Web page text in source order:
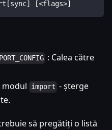
[<flags>]
: Calea către
modul import - șterge
să pregătiți o listă